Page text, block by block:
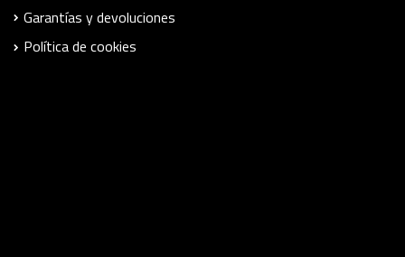
Garantías y devoluciones
Política de cookies